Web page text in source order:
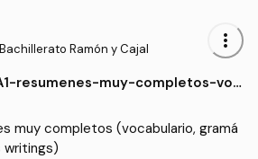
Bachillerato Ramón y Cajal more_vert
resumenes-muy-completos-voc
muy completos (vocabulario, gramá
writings)